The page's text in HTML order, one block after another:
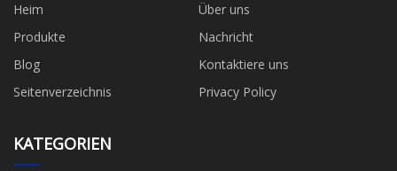
Heim
Über uns
Produkte
Nachricht
Blog
Kontaktiere uns
Seitenverzeichnis
Privacy Policy
KATEGORIEN